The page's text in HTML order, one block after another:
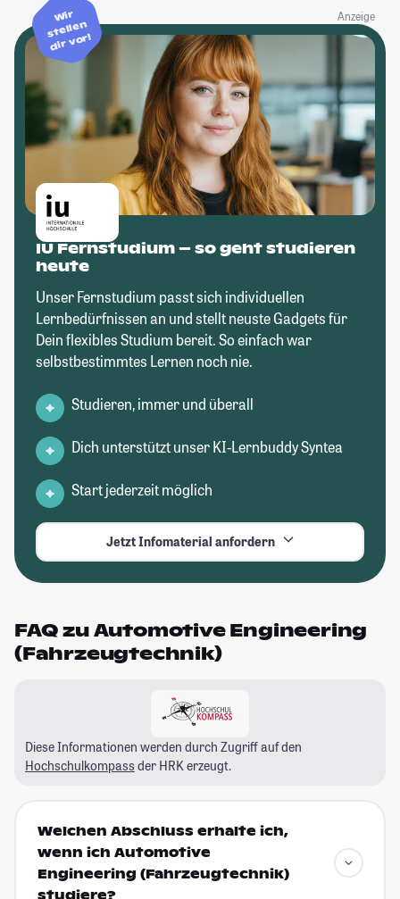
Anzeige
Wir
stellen
dir vor!
IU Fernstudium – so geht studieren
heute
Unser Fernstudium passt sich individuellen
Lernbedürfnissen an und stellt neuste Gadgets für
Dein flexibles Studium bereit. So einfach war
selbstbestimmtes Lernen noch nie.
Studieren, immer und überall
Dich unterstützt unser KI-Lernbuddy Syntea
Start jederzeit möglich
Jetzt Infomaterial anfordern
FAQ zu Automotive Engineering
(Fahrzeugtechnik)
Diese Informationen werden durch Zugriff auf den
Hochschulkompass der HRK erzeugt.
Welchen Abschluss erhalte ich,
wenn ich Automotive
Engineering (Fahrzeugtechnik)
studiere?